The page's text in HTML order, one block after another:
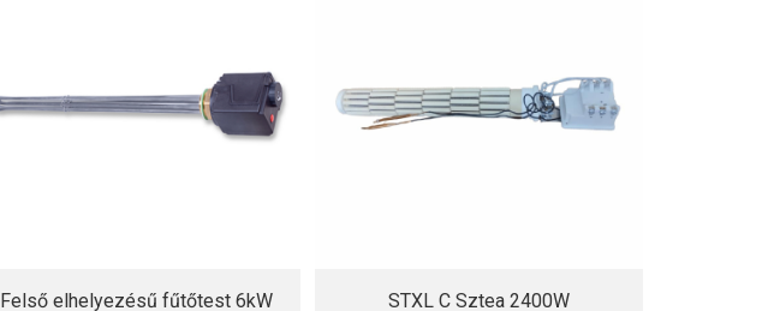
Felső elhelyezésű fűtőtest 6kW
STXL C Sztea 2400W